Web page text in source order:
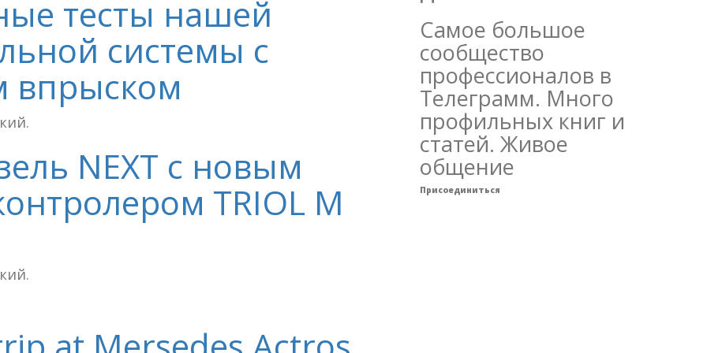
тесты нашей
системы с
впрыском
NEXT с новым
TRIOL М
Самое большое
сообщество
профессионалов в
Телеграмм. Много
профильных книг и
статей. Живое
общение
Присоединиться